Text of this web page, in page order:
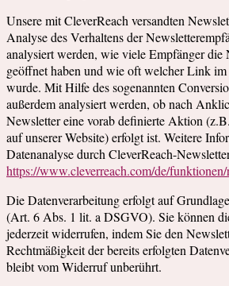
Unsere mit CleverReach versandten
Analyse des Verhaltens der
analysiert werden, wie viele Empfänger die
geöffnet haben und wie oft welcher Link
wurde. Mit Hilfe des sogenannten
außerdem analysiert werden, ob nach
Newsletter eine vorab definierte Aktion
auf unserer Website) erfolgt ist. Weitere
Datenanalyse durch CleverReach-
https://www.cleverreach.com/de/
Die Datenverarbeitung erfolgt auf
(Art. 6 Abs. 1 lit. a DSGVO). Sie können
jederzeit widerrufen, indem Sie den
Rechtmäßigkeit der bereits erfolgten
bleibt vom Widerruf unberührt.